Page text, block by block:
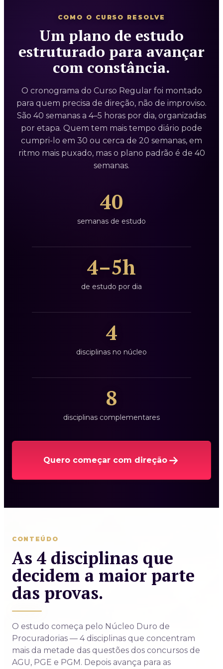
COMO O CURSO RESOLVE
Um plano de estudo
estruturado para avançar
com constância.
O cronograma do Curso Regular foi montado
para quem precisa de direção, não de improviso.
São 40 semanas a 4–5 horas por dia, organizadas
por etapa. Quem tem mais tempo diário pode
cumpri-lo em 30 ou cerca de 20 semanas, em
ritmo mais puxado, mas o plano padrão é de 40
semanas.
40
semanas de estudo
4–5h
de estudo por dia
4
disciplinas no núcleo
8
disciplinas complementares
Quero começar com direção
CONTEÚDO
As 4 disciplinas que
decidem a maior parte
das provas.
O estudo começa pelo Núcleo Duro de
Procuradorias — 4 disciplinas que concentram
mais da metade das questões dos concursos de
AGU, PGE e PGM. Depois avança para as